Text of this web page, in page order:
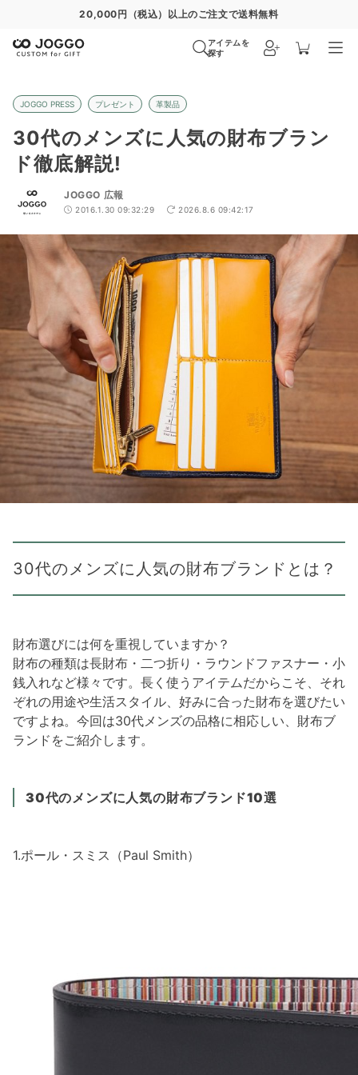
通常便 8/27 特急便 8/21 超特急便−
アイテムを
探す
JOGGO PRESS プレゼント 革製品
30代のメンズに人気の財布ブラン
ド徹底解説!
JOGGO 広報
2016.1.30 09:32:29 2026.8.6 09:42:17
30代のメンズに人気の財布ブランドとは？
財布選びには何を重視していますか？
財布の種類は長財布・二つ折り・ラウンドファスナー・小
銭入れなど様々です。長く使うアイテムだからこそ、それ
ぞれの用途や生活スタイル、好みに合った財布を選びたい
ですよね。今回は30代メンズの品格に相応しい、財布ブ
ランドをご紹介します。
30代のメンズに人気の財布ブランド10選
1.ポール・スミス（Paul Smith）